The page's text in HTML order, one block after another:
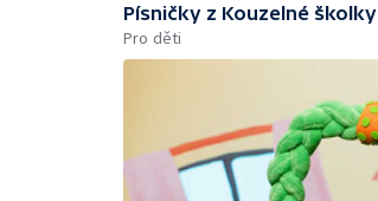
Písničky z Kouzelné školky
Pro děti